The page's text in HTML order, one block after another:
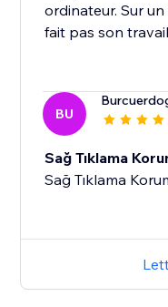
ordinateur. Sur
fait pas son
BU
Sağ Tıklama
Sağ Tıklama